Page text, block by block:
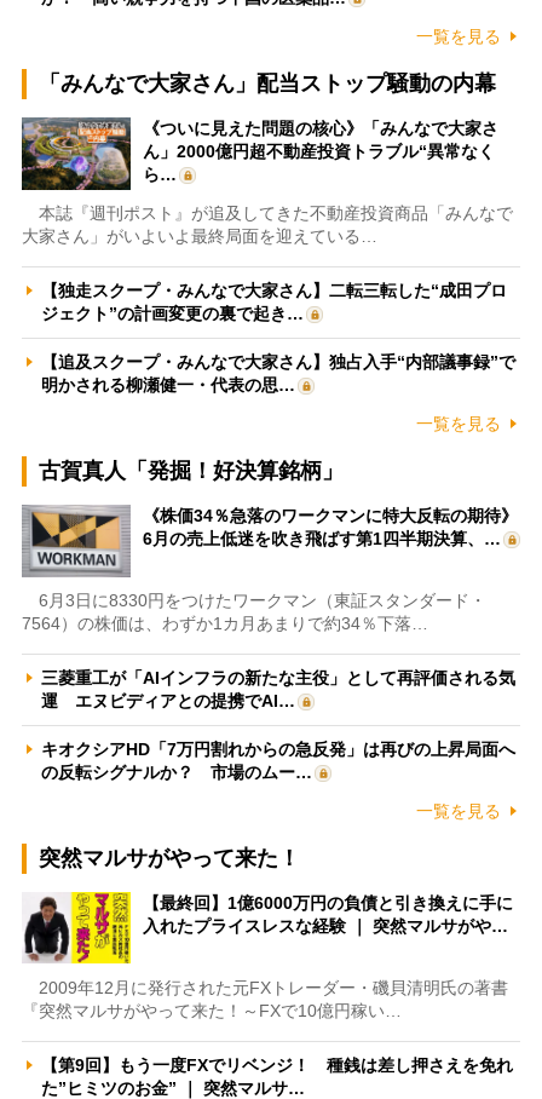
一覧を見る
「みんなで大家さん」配当ストップ騒動の内幕
《ついに見えた問題の核心》「みんなで大家さ
ん」2000億円超不動産投資トラブル“異常なく
ら…
本誌『週刊ポスト』が追及してきた不動産投資商品「みんなで
大家さん」がいよいよ最終局面を迎えている…
【独走スクープ・みんなで大家さん】二転三転した“成田プロ
ジェクト”の計画変更の裏で起き…
【追及スクープ・みんなで大家さん】独占入手“内部議事録”で
明かされる柳瀬健一・代表の思…
一覧を見る
古賀真人「発掘！好決算銘柄」
《株価34％急落のワークマンに特大反転の期待》
6月の売上低迷を吹き飛ばす第1四半期決算、…
6月3日に8330円をつけたワークマン（東証スタンダード・
7564）の株価は、わずか1カ月あまりで約34％下落…
三菱重工が「AIインフラの新たな主役」として再評価される気
運 エヌビディアとの提携でAI…
キオクシアHD「7万円割れからの急反発」は再びの上昇局面へ
の反転シグナルか？ 市場のムー…
一覧を見る
突然マルサがやって来た！
【最終回】1億6000万円の負債と引き換えに手に
入れたプライスレスな経験 ｜ 突然マルサがや…
2009年12月に発行された元FXトレーダー・磯貝清明氏の著書
『突然マルサがやって来た！～FXで10億円稼い…
【第9回】もう一度FXでリベンジ！ 種銭は差し押さえを免れ
た”ヒミツのお金” ｜ 突然マルサ…